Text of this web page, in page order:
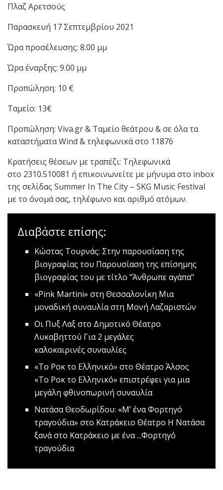
Πλαζ Αρετσούς
Παρασκευή 17 Σεπτεμβρίου 2021
Ώρα προσέλευσης: 8.00 μμ
Ώρα έναρξης: 9.00 μμ
Προπώληση: 10 €
Ταμείο: 13€
Προπώληση: Viva.gr & Ταμείο θεάτρου & σε όλα τα
καταστήματα Wind & τηλεφωνικά στο 11876
Κρατήσεις θέσεων με τραπέζι: Τηλεφωνικά
στο 2310.510081 ή επικοινωνείτε με μήνυμα στο inbox
της σελίδας Summer In The City – SKG Music Festival
με το όνομά σας, τηλέφωνο και αριθμό ατόμων.
Διαβάστε επίσης:
Κώστας Τουρνάς: Στην παρουσίαση της
βιογραφίας του Παρουσίαση της επίσημης
βιογραφίας του με τίτλο "Άνθρωπε αγάπα"
«Pink Martini» στη Θεσσαλονίκη Μια
μοναδική συναυλία στη Μονή Λαζαριστών
Oι Πυξ Λαξ στο Δημοτικό Θέατρο
Λυκαβηττού Για 2 μεγάλες
καλοκαιρινές συναυλίες
«Το Ροκ το Ελληνικό» στο Θέατρο Άλσος
«Το Ροκ το Ελληνικό» επιστρέφει για μια
μεγάλη φθινοπωρινή συναυλία
Νατάσα Θεοδωρίδου: «Μ’ ένα Φορτηγό
τραγούδια» στο Κατράκειο Θέατρο Η Νατάσα
ξανά στο Κατράκειο με ένα ...Φορτηγό
τραγούδια